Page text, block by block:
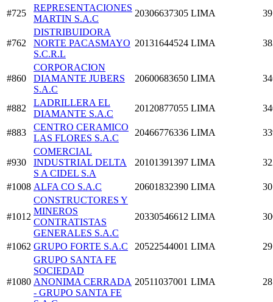
#725
REPRESENTACIONES
MARTIN S.A.C
20306637305 LIMA
#762
DISTRIBUIDORA
NORTE PACASMAYO
S.C.R.L
20131644524 LIMA
#860
CORPORACION
DIAMANTE JUBERS
S.A.C
20600683650 LIMA
#882
LADRILLERA EL
DIAMANTE S.A.C
20120877055 LIMA
#883
CENTRO CERAMICO
LAS FLORES S.A.C
20466776336 LIMA
#930
COMERCIAL
INDUSTRIAL DELTA
S A CIDEL S.A
20101391397 LIMA
#1008 ALFA CO S.A.C 20601832390 LIMA
#1012
CONSTRUCTORES Y
MINEROS
CONTRATISTAS
GENERALES S.A.C
20330546612 LIMA
#1062 GRUPO FORTE S.A.C 20522544001 LIMA
#1080
GRUPO SANTA FE
SOCIEDAD
ANONIMA CERRADA
- GRUPO SANTA FE
20511037001 LIMA